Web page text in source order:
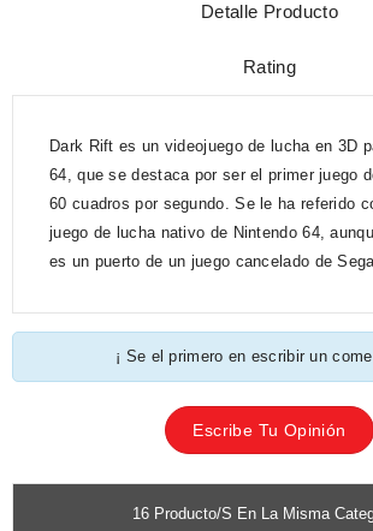
Detalle Producto
Rating
Dark Rift es un videojuego de lucha en 3D
64, que se destaca por ser el primer juego
60 cuadros por segundo. Se le ha referido
juego de lucha nativo de Nintendo 64,
es un puerto de un juego cancelado de
¡ Se el primero en escribir un
Escribe Tu Opinión
16 Producto/s En La Misma